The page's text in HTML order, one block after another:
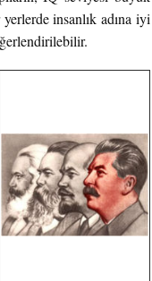
insanlık adına iyi